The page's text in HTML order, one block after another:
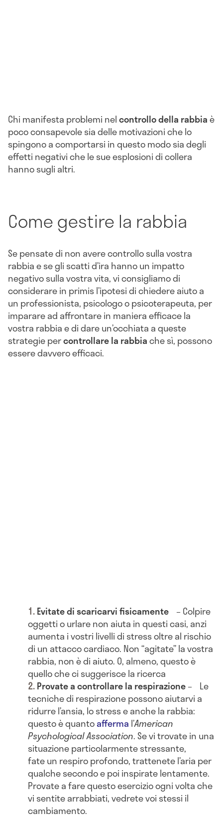
Chi manifesta problemi nelcontrollo della rabbiaè
poco consapevole sia delle motivazioni che lo
spingono a comportarsi in questo modo sia degli
effetti negativi che le sue esplosioni di collera
hanno sugli altri.
Come gestire la rabbia
Se pensate di non avere controllo sulla vostra
rabbia e se gli scatti d’ira hanno un impatto
negativo sulla vostra vita, vi consigliamo di
considerare in primis l’ipotesi di chiedere aiuto a
un professionista, psicologo o psicoterapeuta, per
imparare ad affrontare in maniera efficace la
vostra rabbia e di dare un’occhiata a queste
strategie percontrollare la rabbiache sì, possono
essere davvero efficaci.
Evitate di scaricarvi fisicamente – Colpire
oggetti o urlare non aiuta in questi casi, anzi
aumenta i vostri livelli di stress oltre al rischio
di un attacco cardiaco. Non “agitate” la vostra
rabbia, non è di aiuto. O, almeno, questo è
quello che ci suggerisce la ricerca
Provate a controllare la respirazione– Le
tecniche di respirazione possono aiutarvi a
ridurre l’ansia, lo stress e anche la rabbia:
questo è quantoafferma l’American
Psychological Association. Se vi trovate in una
situazione particolarmente stressante,
fate un respiro profondo, trattenete l’aria per
qualche secondo e poi inspirate lentamente.
Provate a fare questo esercizio ogni volta che
vi sentite arrabbiati, vedrete voi stessi il
cambiamento.